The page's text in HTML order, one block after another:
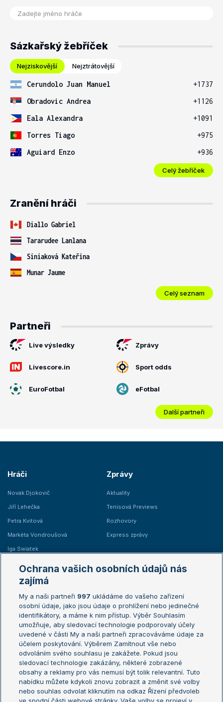
Sázkařský žebříček
Nejziskovější Nejztrátovější
Cerundolo Juan Manuel
+1737
Obradovic Andrea
+1126
Eala Alexandra
+1091
Torres Tiago
+975
Aguiard Enzo
+936
Celý žebříček
Zranění hráči
Diallo Gabriel
Tararudee Lanlana
Siniaková Kateřina
Munar Jaume
Celý seznam
Partneři
Live výsledky Zprávy
Livescore.in Sport odds
EuroFotbal eFotbal
Další partneři
Hráči
Novak Djokovič
Jiří Lehečka
Petra Kvitová
Markéta Vondroušová
Iga Swiatek
Zprávy
Aktuality
Tenisová Previews
Rozhovory
Express zprávy
Žebříčky
Žebříček ATP (muži)
Žebříček WTA (ženy)
Sázkařský žebříček
Australian Open
French Open
Wimbledon
US Open
Turnaj mistrů
Turnaj mistryň
Aktualní trendy
Fotbalové přestupy
Ochrana vašich osobních údajů nás
zajímá
My a naši partneři 997 ukládáme do vašeho zařízení
osobní údaje, jako jsou údaje o prohlížení nebo jedinečné
identifikátory, a máme k nim přístup. Výběr Souhlasím
umožňuje, aby sledovací technologie podporovaly účely
uvedené v části My a naši partneři zpracováváme údaje za
účelem poskytování. Výběrem Zamítnout vše nebo
odvoláním svého souhlasu je zakážete. Pokud jsou
sledovací technologie zakázány, některé zobrazené
obsahy a reklamy pro vás nemusí být tolik relevantní. Tuto
nabídku můžete kdykoli znovu zobrazit a změnit své volby
nebo souhlas odvolat kliknutím na odkaz Řízení předvoleb